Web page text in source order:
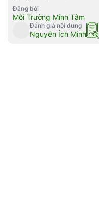
Đăng bởi
Môi Trường Minh Tâm
Đánh giá nội dung
Nguyễn Ích Minh